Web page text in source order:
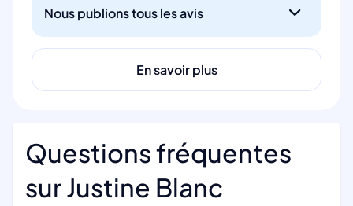
Nous publions tous les avis
En savoir plus
Questions fréquentes
sur Justine Blanc